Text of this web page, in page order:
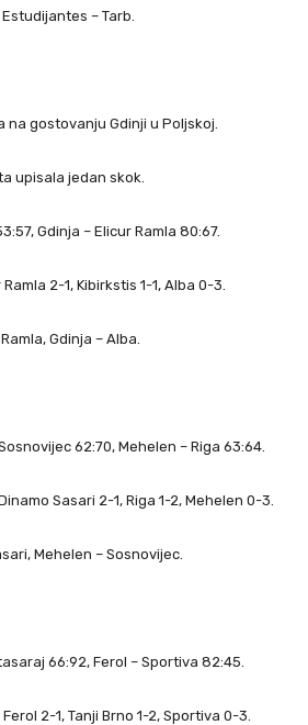
– Tarb.
na gostovanju Gdinji u Poljskoj.
upisala jedan skok.
Gdinja – Elicur Ramla 80:67.
2-1, Kibirkstis 1-1, Alba 0-3.
Gdinja – Alba.
62:70, Mehelen – Riga 63:64.
Sasari 2-1, Riga 1-2, Mehelen 0-3.
Mehelen – Sosnovijec.
66:92, Ferol – Sportiva 82:45.
2-1, Tanji Brno 1-2, Sportiva 0-3.